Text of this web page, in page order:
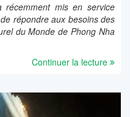
mis en service
répondre aux besoins des
du Monde de Phong Nha
Continuer la lecture